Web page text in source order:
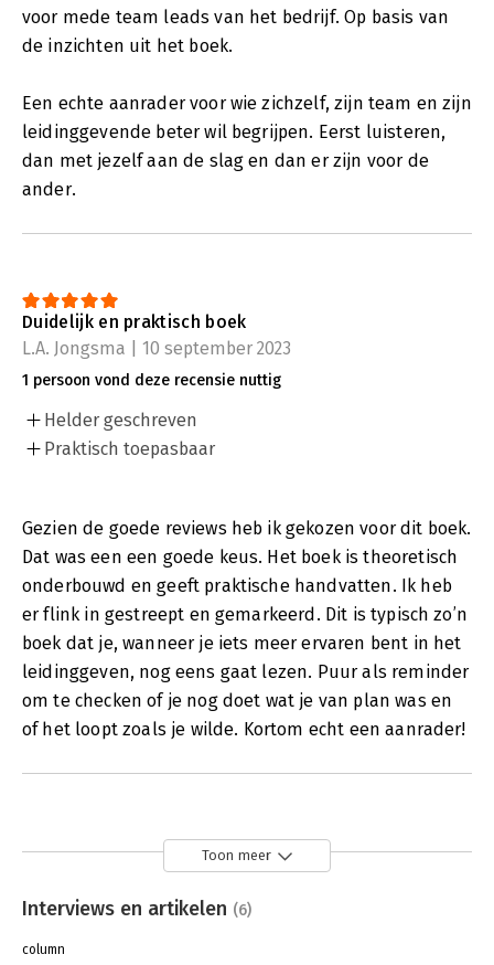
voor mede team leads van het bedrijf. Op basis van
de inzichten uit het boek.
Een echte aanrader voor wie zichzelf, zijn team en zijn
leidinggevende beter wil begrijpen. Eerst luisteren,
dan met jezelf aan de slag en dan er zijn voor de
ander.
Duidelijk en praktisch boek
L.A. Jongsma | 10 september 2023
1 persoon vond deze recensie nuttig
Helder geschreven
Praktisch toepasbaar
Gezien de goede reviews heb ik gekozen voor dit boek.
Dat was een een goede keus. Het boek is theoretisch
onderbouwd en geeft praktische handvatten. Ik heb
er flink in gestreept en gemarkeerd. Dit is typisch zo’n
boek dat je, wanneer je iets meer ervaren bent in het
leidinggeven, nog eens gaat lezen. Puur als reminder
om te checken of je nog doet wat je van plan was en
of het loopt zoals je wilde. Kortom echt een aanrader!
Toon meer
Interviews en artikelen (6)
column